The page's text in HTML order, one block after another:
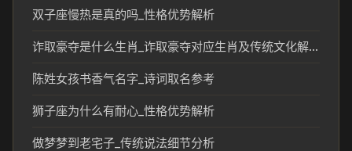
双子座慢热是真的吗_性格优势解析
诈取豪夺是什么生肖_诈取豪夺对应生肖及传统文化解读
陈姓女孩书香气名字_诗词取名参考
狮子座为什么有耐心_性格优势解析
做梦梦到老宅子_传统说法细节分析